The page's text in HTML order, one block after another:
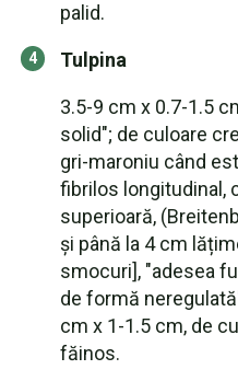
palid.
Tulpina
3.5-9 cm x 0.7-1.5
solid"; de culoare
gri-maroniu când
fibrilos longitudinal,
superioară,
și până la 4 cm
smocuri], "adesea
de formă
cm x 1-1.5 cm, de
făinos.